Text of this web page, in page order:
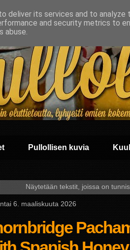
Pullollisen kuvia
Näytetään tekstit, joissa on
6. maaliskuuta 2026
deliver its services and to analyze
and security metrics to
abuse.